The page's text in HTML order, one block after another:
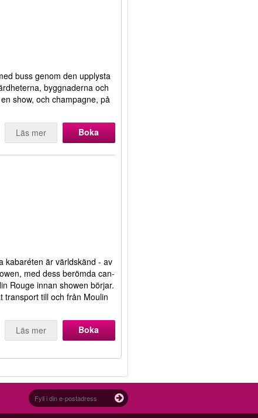
buss genom den upplysta
byggnaderna och
show, och champagne, på
Läs mer Boka
kabaréten är världskänd - av
med dess berömda can-
Rouge innan showen börjar.
transport till och från Moulin
Läs mer Boka